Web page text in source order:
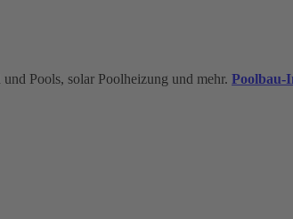
Pools, solar Poolheizung und mehr. Poolbau-